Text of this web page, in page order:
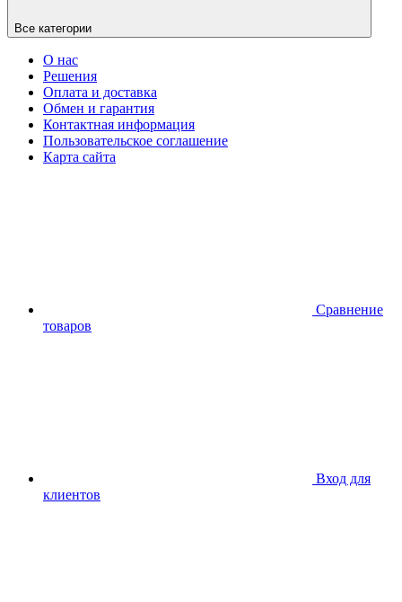
Все категории
О нас
Решения
Оплата и доставка
Обмен и гарантия
Контактная информация
Пользовательское соглашение
Карта сайта
Сравнение
товаров
Вход для
клиентов